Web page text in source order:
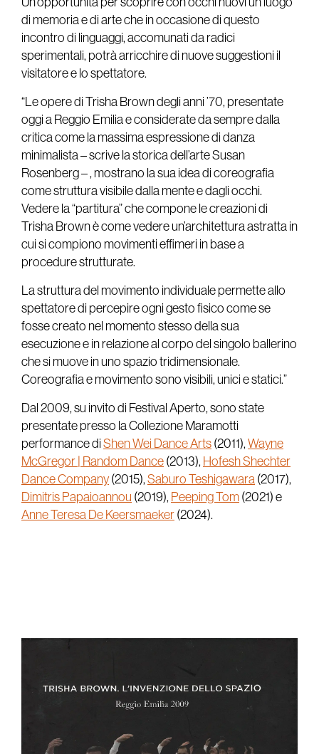
di memoria e di arte che in occasione di questo
incontro di linguaggi, accomunati da radici
sperimentali, potrà arricchire di nuove suggestioni il
visitatore e lo spettatore.
“Le opere di Trisha Brown degli anni ’70, presentate
oggi a Reggio Emilia e considerate da sempre dalla
critica come la massima espressione di danza
minimalista – scrive la storica dell’arte Susan
Rosenberg – , mostrano la sua idea di coreografia
come struttura visibile dalla mente e dagli occhi.
Vedere la “partitura” che compone le creazioni di
Trisha Brown è come vedere un’architettura astratta in
cui si compiono movimenti effimeri in base a
procedure strutturate.
La struttura del movimento individuale permette allo
spettatore di percepire ogni gesto fisico come se
fosse creato nel momento stesso della sua
esecuzione e in relazione al corpo del singolo ballerino
che si muove in uno spazio tridimensionale.
Coreografia e movimento sono visibili, unici e statici.”
Dal 2009, su invito di Festival Aperto, sono state
presentate presso la Collezione Maramotti
performance di Shen Wei Dance Arts (2011),Wayne
McGregor | Random Dance (2013), Hofesh Shechter
Dance Company(2015),Saburo Teshigawara (2017),
Dimitris Papaioannou (2019), Peeping Tom (2021) e
Anne Teresa De Keersmaeker (2024).